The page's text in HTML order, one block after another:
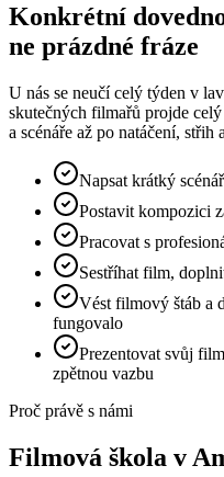
Konkrétní
ne prázdné fráze
U nás se neučí celý týden v
skutečných filmařů projde
a scénáře až po natáčení, střih
Napsat krátký
Postavit kompozici
Pracovat s
Sestříhat film,
Vést filmový štáb a
fungovalo
Prezentovat svůj
zpětnou vazbu
Proč právě s námi
Filmová škola v